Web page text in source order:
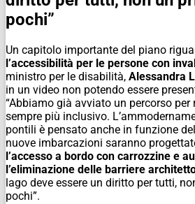
pochi”
Un capitolo importante del piano
l’accessibilità per le persone con
ministro per le disabilità, Alessandra
in un video non potendo essere
“Abbiamo già avviato un percorso per
sempre più inclusivo.
pontili è pensato anche in funzione
nuove imbarcazioni saranno
l’accesso a bordo con carrozzine e
l’eliminazione delle barriere
lago deve essere un diritto per tutti,
pochi”.